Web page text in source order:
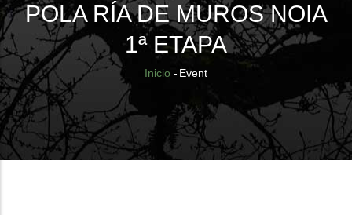
POLA RÍA DE MUROS NOIA
1ª ETAPA
Sobrescribir
enlaces
de
ayuda
Inicio - Event